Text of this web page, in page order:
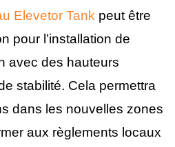
Elevetor Tank peut être
pour l’installation de
avec des hauteurs
stabilité. Cela permettra
dans les nouvelles zones
aux règlements locaux